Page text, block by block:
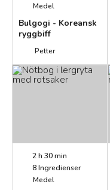
Medel
Bulgogi - Koreansk
ryggbiff
Petter
2 h 30 min
8Ingredienser
Medel